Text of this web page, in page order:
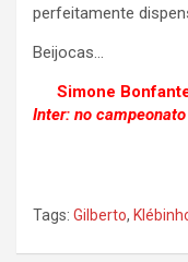
perfeitamente
Beijocas…
Simone
Inter: no
Tags: Gilberto,